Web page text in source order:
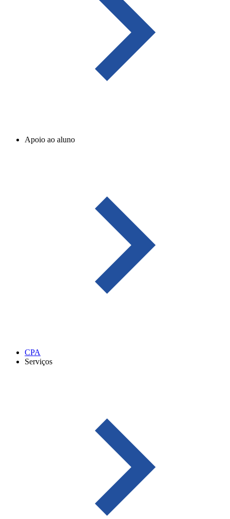
Apoio ao aluno
CPA
Serviços